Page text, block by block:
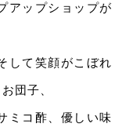
アップショップが
して笑顔がこぼれ
団子、
ミコ酢、 優しい味